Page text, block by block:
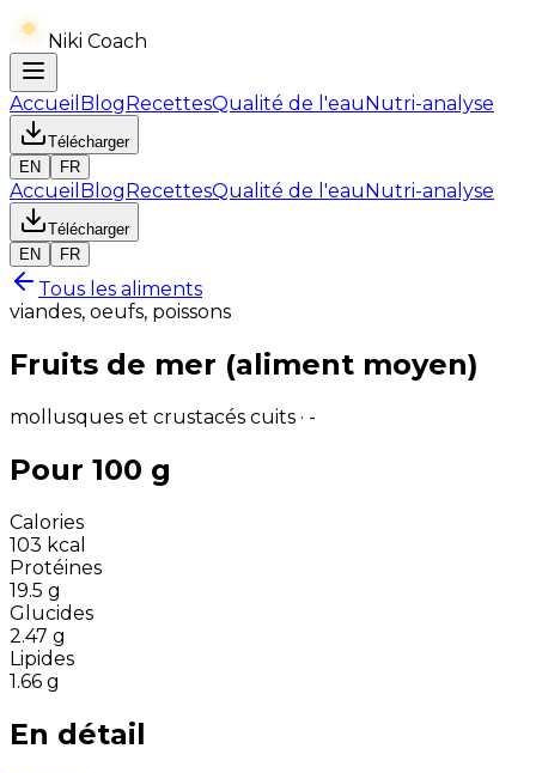
Niki Coach
Accueil BlogRecettesQualité de l'eauNutri-analyse
Télécharger
EN
FR
Accueil BlogRecettesQualité de l'eauNutri-analyse
Télécharger
EN
FR
Tous les aliments
viandes, oeufs, poissons
Fruits de mer (aliment moyen)
mollusques et crustacés cuits · -
Pour 100 g
Calories
103 kcal
Protéines
19.5 g
Glucides
2.47 g
Lipides
1.66 g
En détail